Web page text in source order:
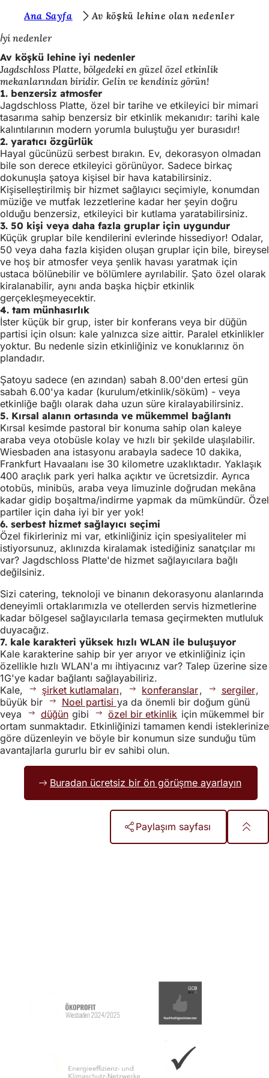
İçeriğe atla
u
r
a
d
a
s
ı
n
ı
z
:
Ana Sayfa
Av köşkü lehine olan nedenler
İyi nedenler
Av köşkü lehine iyi nedenler
Jagdschloss Platte, bölgedeki en güzel özel etkinlik
mekanlarından biridir. Gelin ve kendiniz görün!
1. benzersiz atmosfer
Jagdschloss Platte, özel bir tarihe ve etkileyici bir mimari
tasarıma sahip benzersiz bir etkinlik mekanıdır: tarihi kale
kalıntılarının modern yorumla buluştuğu yer burasıdır!
2. yaratıcı özgürlük
Hayal gücünüzü serbest bırakın. Ev, dekorasyon olmadan
bile son derece etkileyici görünüyor. Sadece birkaç
dokunuşla şatoya kişisel bir hava katabilirsiniz.
Kişiselleştirilmiş bir hizmet sağlayıcı seçimiyle, konumdan
müziğe ve mutfak lezzetlerine kadar her şeyin doğru
olduğu benzersiz, etkileyici bir kutlama yaratabilirsiniz.
3. 50 kişi veya daha fazla gruplar için uygundur
Küçük gruplar bile kendilerini evlerinde hissediyor! Odalar,
50 veya daha fazla kişiden oluşan gruplar için bile, bireysel
ve hoş bir atmosfer veya şenlik havası yaratmak için
ustaca bölünebilir ve bölümlere ayrılabilir. Şato özel olarak
kiralanabilir, aynı anda başka hiçbir etkinlik
gerçekleşmeyecektir.
4. tam münhasırlık
İster küçük bir grup, ister bir konferans veya bir düğün
partisi için olsun: kale yalnızca size aittir. Paralel etkinlikler
yoktur. Bu nedenle sizin etkinliğiniz ve konuklarınız ön
plandadır.
Şatoyu sadece (en azından) sabah 8.00'den ertesi gün
sabah 6.00'ya kadar (kurulum/etkinlik/söküm) - veya
etkinliğe bağlı olarak daha uzun süre kiralayabilirsiniz.
5. Kırsal alanın ortasında ve mükemmel bağlantı
Kırsal kesimde pastoral bir konuma sahip olan kaleye
araba veya otobüsle kolay ve hızlı bir şekilde ulaşılabilir.
Wiesbaden ana istasyonu arabayla sadece 10 dakika,
Frankfurt Havaalanı ise 30 kilometre uzaklıktadır. Yaklaşık
400 araçlık park yeri halka açıktır ve ücretsizdir. Ayrıca
otobüs, minibüs, araba veya limuzinle doğrudan mekâna
kadar gidip boşaltma/indirme yapmak da mümkündür. Özel
partiler için daha iyi bir yer yok!
6. serbest hizmet sağlayıcı seçimi
Özel fikirleriniz mi var, etkinliğiniz için spesiyaliteler mi
istiyorsunuz, aklınızda kiralamak istediğiniz sanatçılar mı
var? Jagdschloss Platte'de hizmet sağlayıcılara bağlı
değilsiniz.
Sizi catering, teknoloji ve binanın dekorasyonu alanlarında
deneyimli ortaklarımızla ve otellerden servis hizmetlerine
kadar bölgesel sağlayıcılarla temasa geçirmekten mutluluk
duyacağız.
7. kale karakteri yüksek hızlı WLAN ile buluşuyor
Kale karakterine sahip bir yer arıyor ve etkinliğiniz için
özellikle hızlı WLAN'a mı ihtiyacınız var? Talep üzerine size
1G'ye kadar bağlantı sağlayabiliriz.
Kale,
şirket kutlamaları, konferanslar, sergiler,
büyük bir
Noel partisi ya da önemli bir doğum günü
veya
düğün gibi özel bir etkinlik için mükemmel bir
ortam sunmaktadır. Etkinliğinizi tamamen kendi isteklerinize
göre düzenleyin ve böyle bir konumun size sunduğu tüm
avantajlarla gururlu bir ev sahibi olun.
Buradan ücretsiz bir ön görüşme ayarlayın
Paylaşım sayfası